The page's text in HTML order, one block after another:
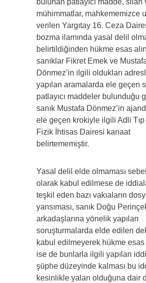
bulunan patlayıcı madde, silah
mühimmatlar, mahkememizce
verilen Yargıtay 16. Ceza
bozma ilamında yasal delil
belirtildiğinden hükme esas
sanıklar Fikret Emek ve
Dönmez’in ilgili oldukları
yapılan aramalarda ele geçen
patlayıcı maddeler bulunduğu
sanık Mustafa Dönmez’in
ele geçen krokiyle ilgili Adli
Fizik İhtisas Dairesi kanaat
belirtememiştir.
Yasal delil elde olmaması
olarak kabul edilmese de
teşkil eden bazı vakıaların
yansıması, sanık Doğu
arkadaşlarına yönelik yapılan
soruşturmalarda elde edilen
kabul edilmeyerek hükme esas
ise de bunlarla ilgili yapılan
şüphe düzeyinde kalması bu
kesinlikle yalan olduğuna dair